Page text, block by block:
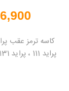
446,900
کاسه ترمز عقب